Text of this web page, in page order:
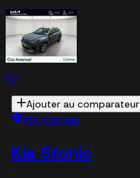
Ajouter au comparateur
KIA Colmar
Kia Stonic